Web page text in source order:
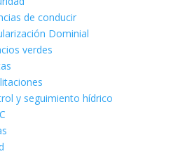
de conducir
Dominial
verdes
y seguimiento hídrico